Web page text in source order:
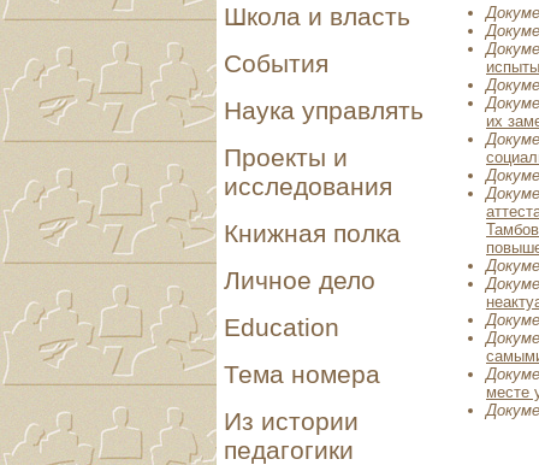
Школа и власть
События
Наука управлять
Проекты и
исследования
Книжная полка
Личное дело
Education
Тема номера
Из истории
педагогики
их
месте